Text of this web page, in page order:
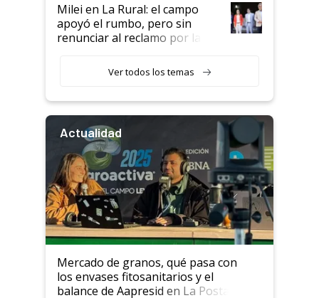
Milei en La Rural: el campo
apoyó el rumbo, pero sin
renunciar al reclamo por las
Ver todos los temas
Actualidad
Mercado de granos, qué pasa con
los envases fitosanitarios y el
balance de Aapresid en La Posta